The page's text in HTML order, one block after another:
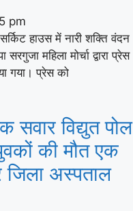
pm
हाउस में नारी शक्ति वंदन
महिला मोर्चा द्वारा प्रेस
गया। प्रेस को
सवार विद्युत पोल
की मौत एक
जिला अस्पताल